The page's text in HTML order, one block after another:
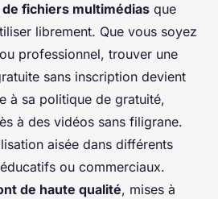
fichiers multimédias que
librement. Que vous soyez
professionnel, trouver une
sans inscription devient
à sa politique de gratuité,
à des vidéos sans filigrane.
aisée dans différents
ou commerciaux.
de haute qualité, mises à